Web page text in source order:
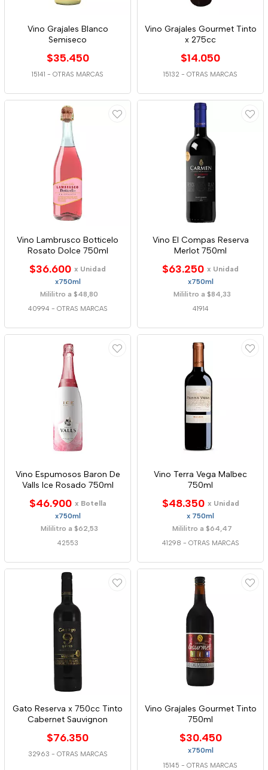
Vino Grajales Blanco
Semiseco
$35.450
15141 - OTRAS MARCAS
Vino Grajales Gourmet Tinto
x 275cc
$14.050
15132 - OTRAS MARCAS
Vino Lambrusco Botticelo
Rosato Dolce 750ml
$36.600 x Unidad
x750ml
Mililitro a $48,80
40994 - OTRAS MARCAS
Vino El Compas Reserva
Merlot 750ml
$63.250 x Unidad
x750ml
Mililitro a $84,33
41914
Vino Espumosos Baron De
Valls Ice Rosado 750ml
$46.900 x Botella
x750ml
Mililitro a $62,53
42553
Vino Terra Vega Malbec
750ml
$48.350 x Unidad
x 750ml
Mililitro a $64,47
41298 - OTRAS MARCAS
Gato Reserva x 750cc Tinto
Cabernet Sauvignon
$76.350
32963 - OTRAS MARCAS
Vino Grajales Gourmet Tinto
750ml
$30.450
x750ml
15145 - OTRAS MARCAS